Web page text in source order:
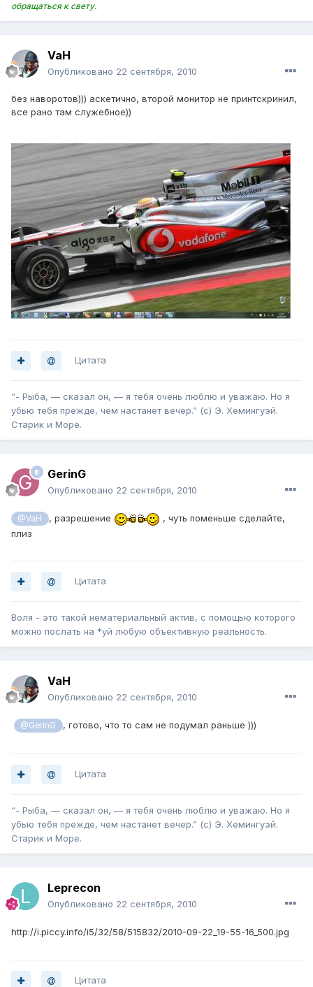
обращаться к свету.
VaH
Опубликовано 22 сентября, 2010
без наворотов))) аскетично, второй монитор не принтскринил,
все рано там служебное))
Цитата
“- Рыба, — сказал он, — я тебя очень люблю и уважаю. Но я
убью тебя прежде, чем настанет вечер.” (с) Э. Хемингуэй.
Старик и Море.
GerinG
Опубликовано 22 сентября, 2010
@VaH , разрешение
, чуть поменьше сделайте,
плиз
Цитата
Воля - это такой нематериальный актив, с помощью которого
можно послать на *уй любую объективную реальность.
VaH
Опубликовано 22 сентября, 2010
@GerinG , готово, что то сам не подумал раньше )))
Цитата
“- Рыба, — сказал он, — я тебя очень люблю и уважаю. Но я
убью тебя прежде, чем настанет вечер.” (с) Э. Хемингуэй.
Старик и Море.
Leprecon
Опубликовано 22 сентября, 2010
http://i.piccy.info/i5/32/58/515832/2010-09-22_19-55-16_500.jpg
Цитата